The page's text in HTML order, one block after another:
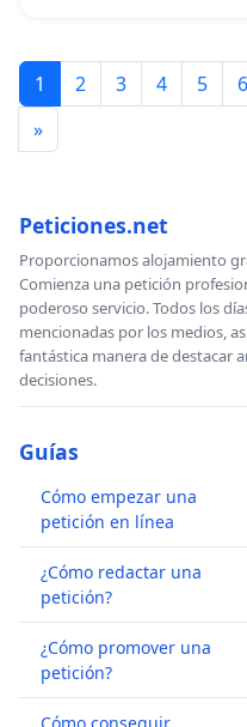
1 2 3 4 5 6
»
Peticiones.net
Proporcionamos alojamiento
Comienza una petición
poderoso servicio. Todos los
mencionadas por los medios,
fantástica manera de destacar
decisiones.
Guías
Cómo empezar una
petición en línea
¿Cómo redactar una
petición?
¿Cómo promover una
petición?